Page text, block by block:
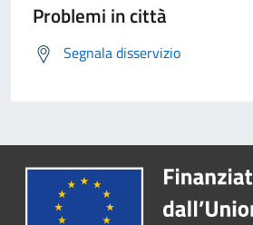
Problemi in città
Segnala disservizio